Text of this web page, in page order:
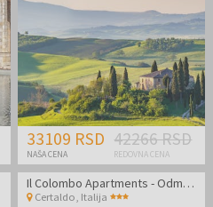
33109 RSD
NAŠA CENA
42266 RSD
REDOVNA CENA
Il Colombo Apartments - Odmor u divnoj Toskani
Certaldo Italija